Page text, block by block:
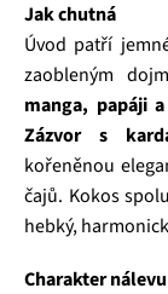
Jak chutná
Úvod patří
zaobleným
manga, papáji
Zázvor s
kořeněnou
čajů. Kokos
hebký,
Charakter nálevu